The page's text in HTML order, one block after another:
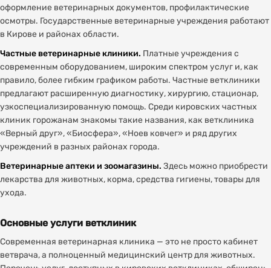
оформление ветеринарных документов, профилактические
осмотры. Государственные ветеринарные учреждения работают
в Кирове и районах области.
Частные ветеринарные клиники. Платные учреждения с
современным оборудованием, широким спектром услуг и, как
правило, более гибким графиком работы. Частные ветклиники
предлагают расширенную диагностику, хирургию, стационар,
узкоспециализированную помощь. Среди кировских частных
клиник горожанам знакомы такие названия, как ветклиника
«Верный друг», «Биосфера», «Ноев ковчег» и ряд других
учреждений в разных районах города.
Ветеринарные аптеки и зоомагазины. Здесь можно приобрести
лекарства для животных, корма, средства гигиены, товары для
ухода.
Основные услуги ветклиник
Современная ветеринарная клиника — это не просто кабинет
ветврача, а полноценный медицинский центр для животных.